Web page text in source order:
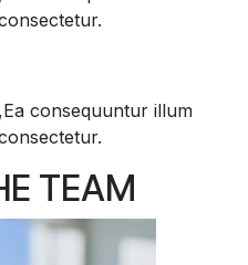
consequuntur illum
TEAM